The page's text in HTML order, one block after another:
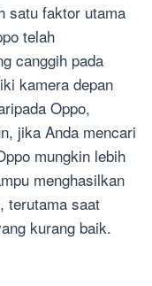
satu faktor utama
telah
canggih pada
kamera depan
Oppo,
jika Anda mencari
mungkin lebih
menghasilkan
terutama saat
kurang baik.